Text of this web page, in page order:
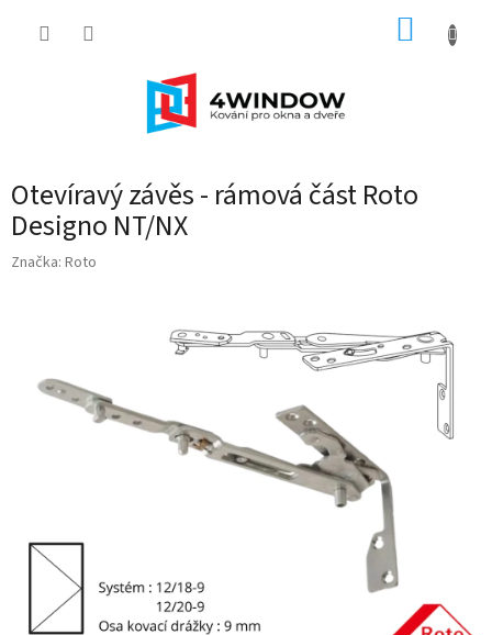
Otevíravý závěs - rámová část Roto
Designo NT/NX
Značka: Roto